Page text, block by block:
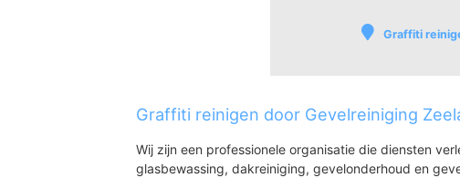
Graffiti
Kats
Graffiti reinigen door Gevelreiniging
Wij zijn een professionele organisatie die diensten
glasbewassing, dakreiniging, gevelonderhoud en